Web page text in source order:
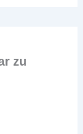
zu